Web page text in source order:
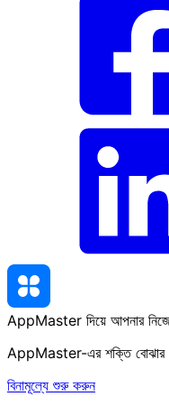
AppMaster দিয়ে আপনার
AppMaster-এর শক্তি বোঝার
বিনামূল্যে শুরু করুন